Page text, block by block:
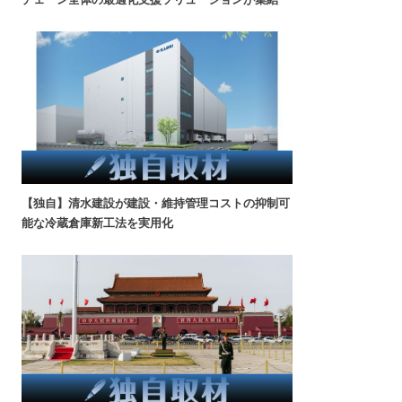
【独自】清水建設が建設・維持管理コストの抑制可
能な冷蔵倉庫新工法を実用化